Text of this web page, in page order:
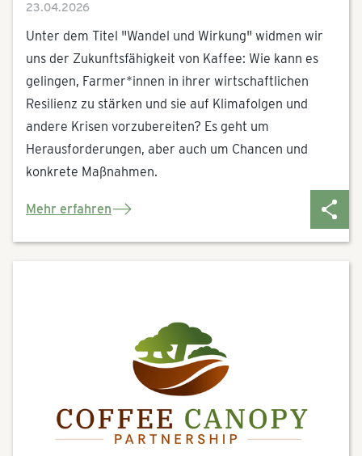
23.04.2026
Unter dem Titel "Wandel und Wirkung" widmen wir
uns der Zukunftsfähigkeit von Kaffee: Wie kann es
gelingen, Farmer*innen in ihrer wirtschaftlichen
Resilienz zu stärken und sie auf Klimafolgen und
andere Krisen vorzubereiten? Es geht um
Herausforderungen, aber auch um Chancen und
konkrete Maßnahmen.
Mehr erfahren